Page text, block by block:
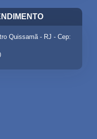
Quissamã - RJ - Cep: